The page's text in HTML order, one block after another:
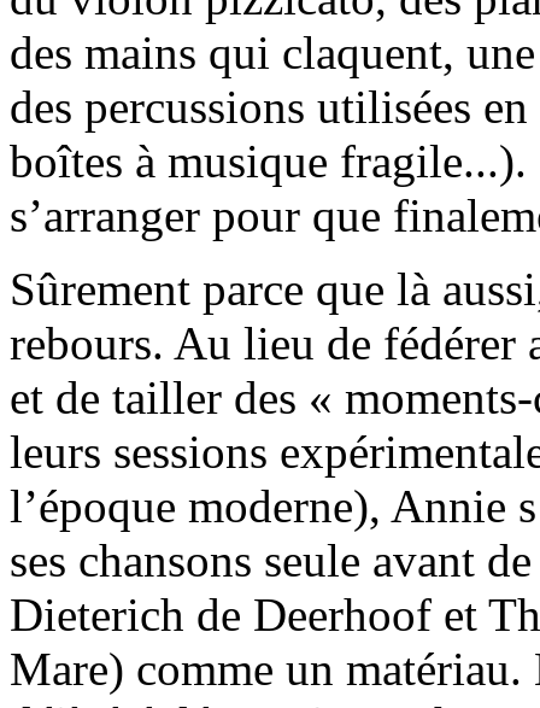
des mains qui claquent,
des percussions utilisées
boîtes à musique
s’arranger pour que
Sûrement parce que là
rebours. Au lieu de fédérer
et de tailler des «
leurs sessions
l’époque moderne), Annie
ses chansons seule avant
Dieterich de Deerhoof et
Mare) comme un